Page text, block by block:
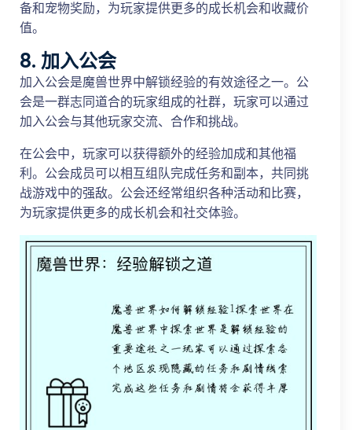
备和宠物奖励，为玩家提供更多的成长机会和收藏价
值。
8. 加入公会
加入公会是魔兽世界中解锁经验的有效途径之一。公
会是一群志同道合的玩家组成的社群，玩家可以通过
加入公会与其他玩家交流、合作和挑战。
在公会中，玩家可以获得额外的经验加成和其他福
利。公会成员可以相互组队完成任务和副本，共同挑
战游戏中的强敌。公会还经常组织各种活动和比赛，
为玩家提供更多的成长机会和社交体验。